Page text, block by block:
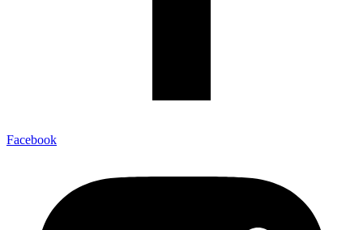
Facebook